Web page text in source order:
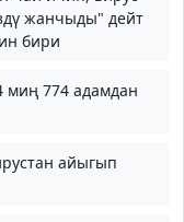
жанчыды" дейт
бири
миң 774 адамдан
айыгып